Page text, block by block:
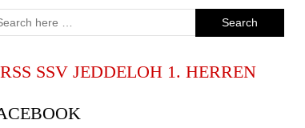
SSV JEDDELOH 1. HERREN